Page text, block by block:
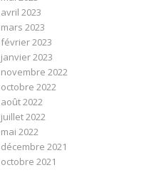
avril 2023
mars 2023
février 2023
janvier 2023
novembre 2022
octobre 2022
août 2022
juillet 2022
mai 2022
décembre 2021
octobre 2021